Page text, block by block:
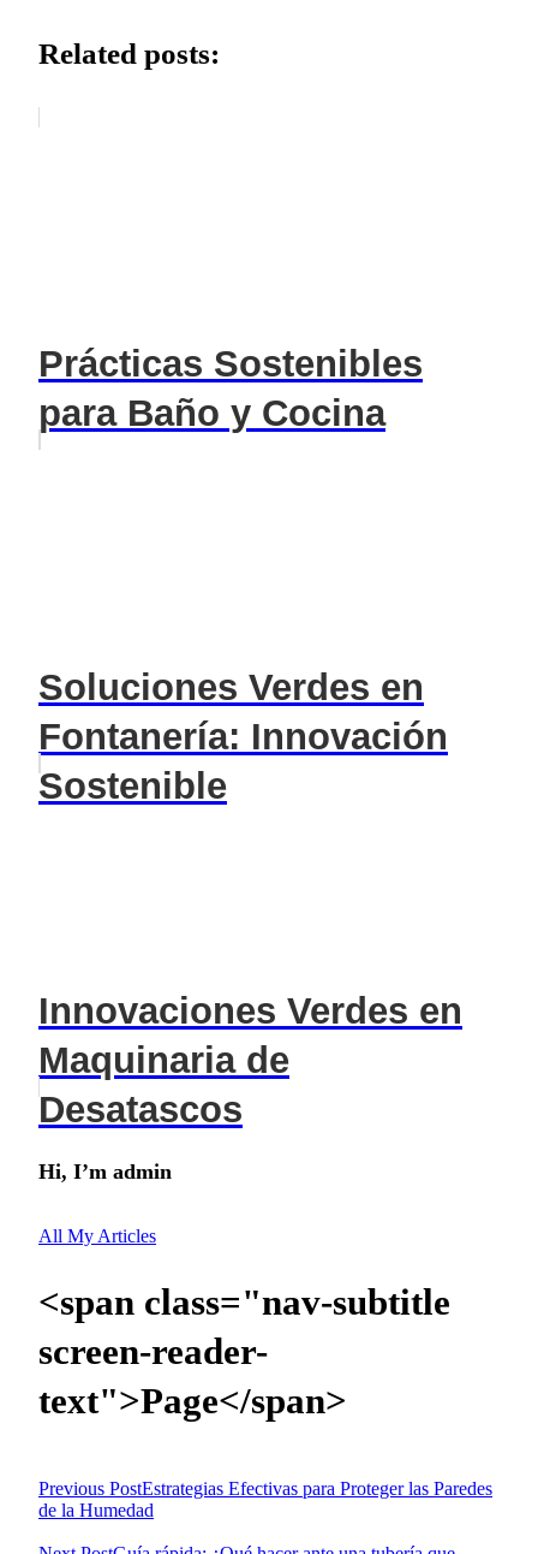
Related posts:
Prácticas Sostenibles
para Baño y Cocina
Soluciones Verdes en
Fontanería: Innovación
Sostenible
Innovaciones Verdes en
Maquinaria de
Desatascos
Hi, I’m admin
All My Articles
<span class="nav-subtitle
screen-reader-
text">Page</span>
Previous PostEstrategias Efectivas para Proteger las Paredes
de la Humedad